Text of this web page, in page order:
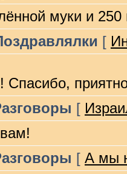
муки и
[
Спасибо,
[
[ А мы